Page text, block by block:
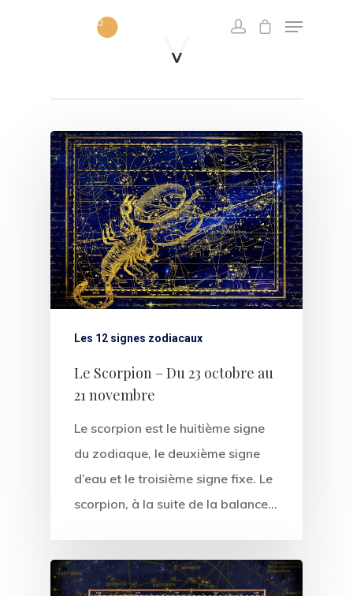
V
Les 12 signes zodiacaux
Le Scorpion – Du 23 octobre au
21 novembre
Le scorpion est le huitième signe
du zodiaque, le deuxième signe
d’eau et le troisième signe fixe. Le
scorpion, à la suite de la balance…